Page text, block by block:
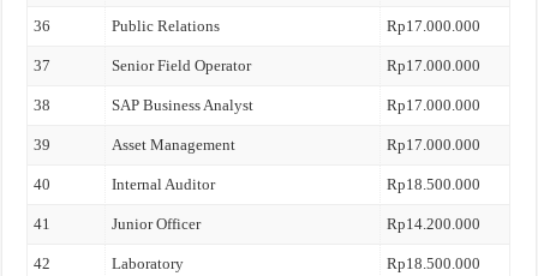
36 Public Relations Rp17.000.000
37 Senior Field Operator Rp17.000.000
38 SAP Business Analyst Rp17.000.000
39 Asset Management Rp17.000.000
40 Internal Auditor Rp18.500.000
41 Junior Officer Rp14.200.000
42 Laboratory Rp18.500.000